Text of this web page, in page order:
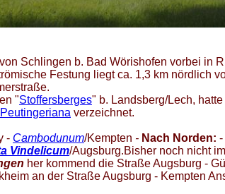
Schlingen b. Bad Wörishofen vorbei in
Festung liegt ca. 1,3 km nördlich
"Stoffersberges" b. Landsberg/Lech,
verzeichnet.
- Cambodunum/Kempten - Nach Norden: -
Vindelicum/Augsburg.Bisher noch nicht
her kommend die Straße Augsburg -
an der Straße Augsburg - Kempten